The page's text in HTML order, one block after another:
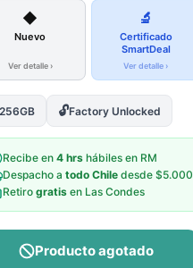
◆
Nuevo
Ver detalle ›
🔬
Certificado
SmartDeal
Ver detalle ›
256GB 🔓Factory Unlocked
Recibe en 4 hrs hábiles en RM
Despacho a todo Chile desde $5.000
Retiro gratis en Las Condes
Producto agotado